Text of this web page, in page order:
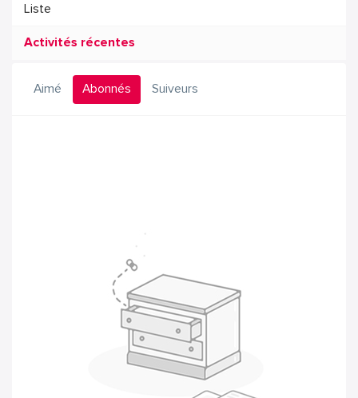
Liste
Activités récentes
Aimé Abonnés Suiveurs